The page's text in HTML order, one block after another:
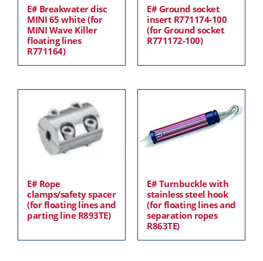
E# Breakwater disc
MINI 65 white (for
MINI Wave Killer
floating lines
R771164)
E# Ground socket
insert R771174-100
(for Ground socket
R771172-100)
E# Rope
clamps/safety spacer
(for floating lines and
parting line R893TE)
E# Turnbuckle with
stainless steel hook
(for floating lines and
separation ropes
R863TE)